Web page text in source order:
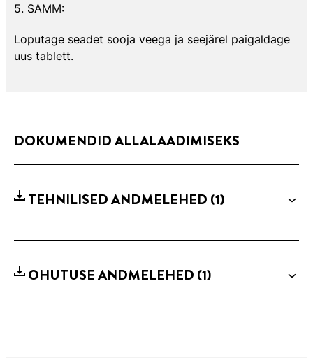
5. SAMM:
Loputage seadet sooja veega ja seejärel paigaldage
uus tablett.
DOKUMENDID ALLALAADIMISEKS
TEHNILISED ANDMELEHED (1)
OHUTUSE ANDMELEHED (1)